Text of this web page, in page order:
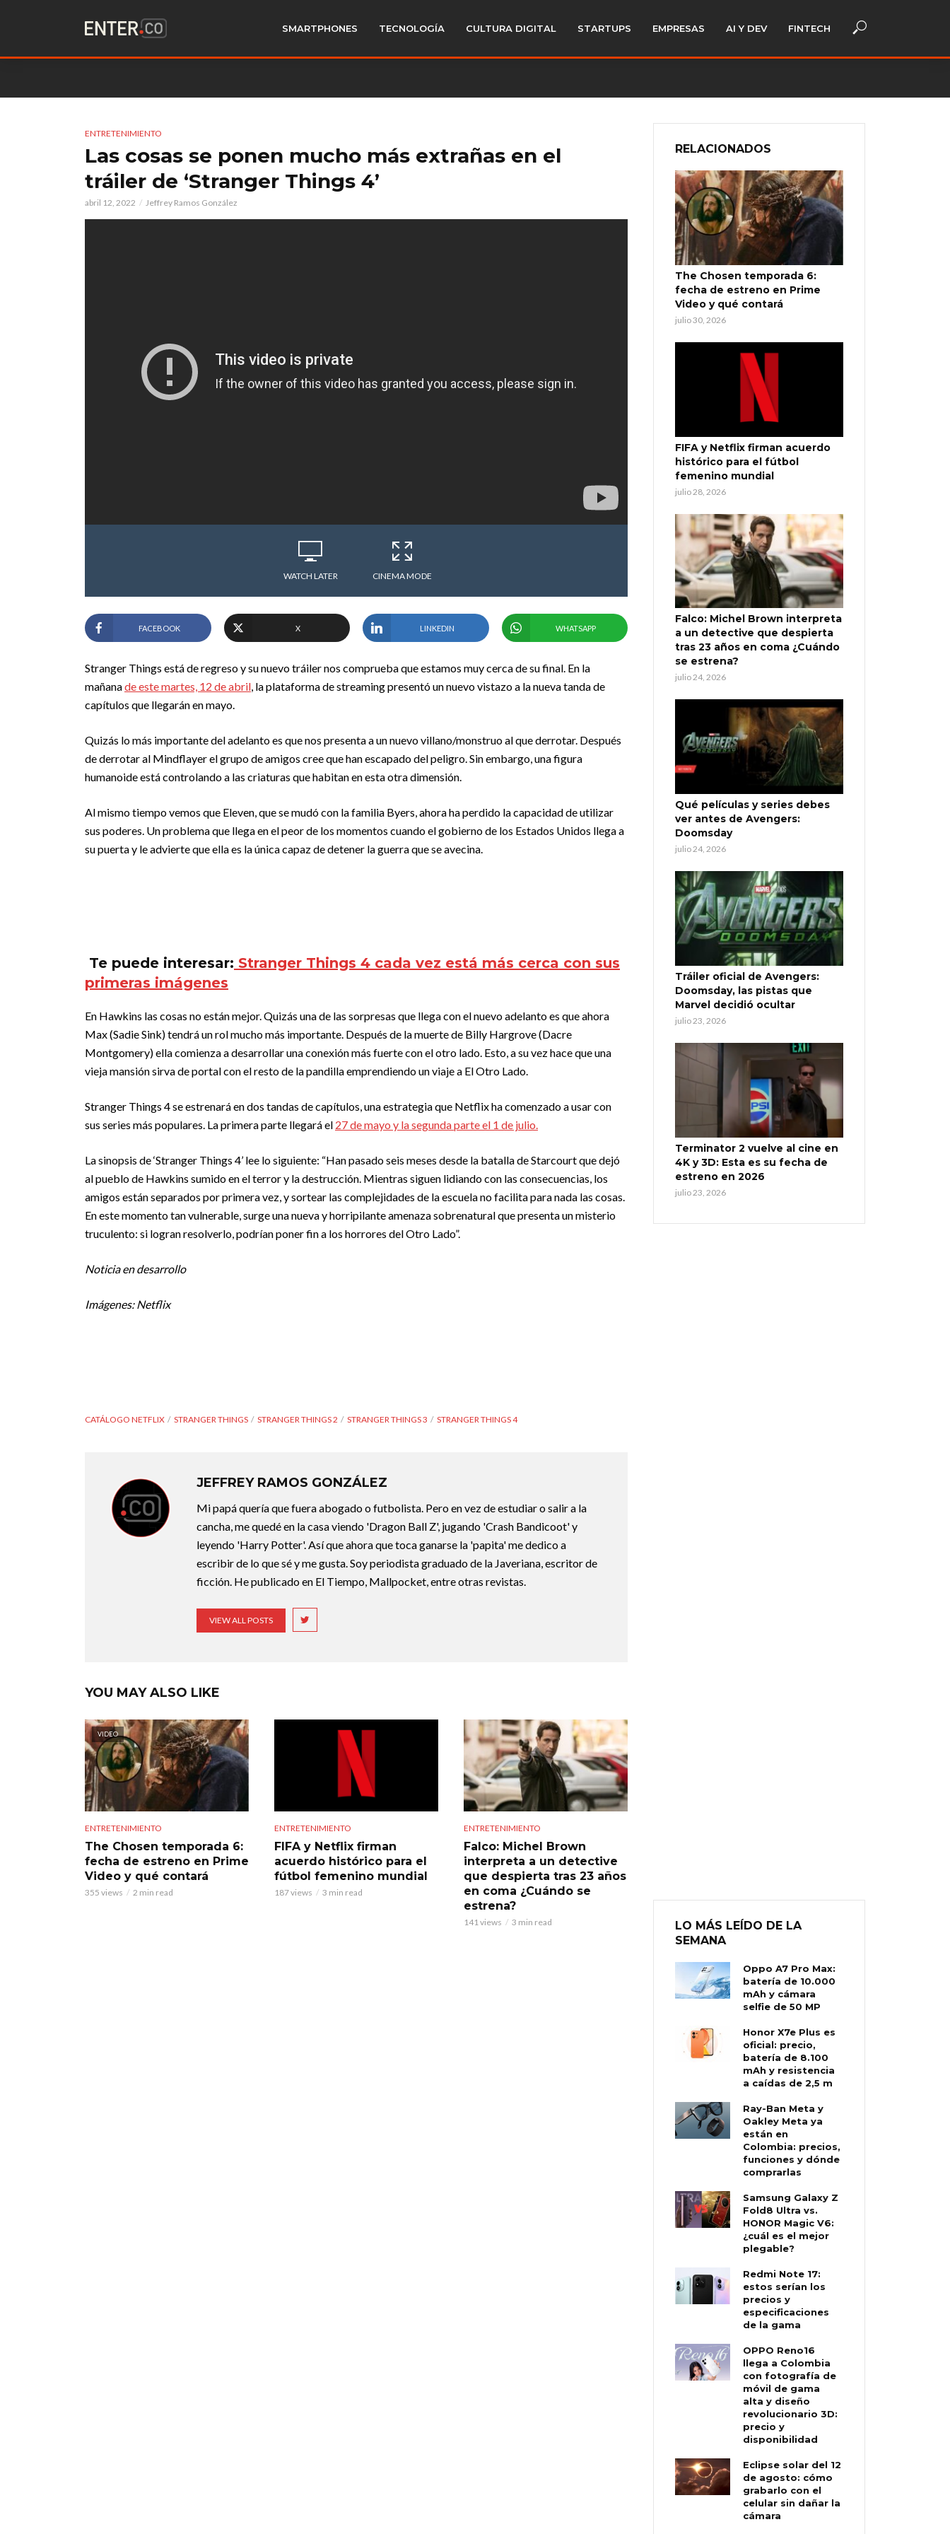
SMARTPHONES TECNOLOGÍA CULTURA DIGITAL STARTUPS EMPRESAS AI Y DEV FINTECH
ENTRETENIMIENTO
Las cosas se ponen mucho más extrañas en el
tráiler de ‘Stranger Things 4’
abril 12, 2022 Jeffrey Ramos González
WATCH LATER CINEMA MODE
FACEBOOK X LINKEDIN WHATSAPP
Stranger Things está de regreso y su nuevo tráiler nos comprueba que estamos muy cerca de su final. En la
mañanade este martes, 12 de abril, la plataforma de streaming presentó un nuevo vistazo a la nueva tanda de
capítulos que llegarán en mayo.
Quizás lo más importante del adelanto es que nos presenta a un nuevo villano/monstruo al que derrotar. Después
de derrotar al Mindflayer el grupo de amigos cree que han escapado del peligro. Sin embargo, una figura
humanoide está controlando a las criaturas que habitan en esta otra dimensión.
Al mismo tiempo vemos que Eleven, que se mudó con la familia Byers, ahora ha perdido la capacidad de utilizar
sus poderes. Un problema que llega en el peor de los momentos cuando el gobierno de los Estados Unidos llega a
su puerta y le advierte que ella es la única capaz de detener la guerra que se avecina.
Te puede interesar: Stranger Things 4 cada vez está más cerca con sus
primeras imágenes
En Hawkins las cosas no están mejor. Quizás una de las sorpresas que llega con el nuevo adelanto es que ahora
Max (Sadie Sink) tendrá un rol mucho más importante. Después de la muerte de Billy Hargrove (Dacre
Montgomery) ella comienza a desarrollar una conexión más fuerte con el otro lado. Esto, a su vez hace que una
vieja mansión sirva de portal con el resto de la pandilla emprendiendo un viaje a El Otro Lado.
Stranger Things 4 se estrenará en dos tandas de capítulos, una estrategia que Netflix ha comenzado a usar con
sus series más populares. La primera parte llegará el 27 de mayo y la segunda parte el 1 de julio.
La sinopsis de ‘Stranger Things 4’ lee lo siguiente: “Han pasado seis meses desde la batalla de Starcourt que dejó
al pueblo de Hawkins sumido en el terror y la destrucción. Mientras siguen lidiando con las consecuencias, los
amigos están separados por primera vez, y sortear las complejidades de la escuela no facilita para nada las cosas.
En este momento tan vulnerable, surge una nueva y horripilante amenaza sobrenatural que presenta un misterio
truculento: si logran resolverlo, podrían poner fin a los horrores del Otro Lado”.
Noticia en desarrollo
Imágenes: Netflix
CATÁLOGO NETFLIX STRANGER THINGS STRANGER THINGS 2 STRANGER THINGS 3 STRANGER THINGS 4
JEFFREY RAMOS GONZÁLEZ
Mi papá quería que fuera abogado o futbolista. Pero en vez de estudiar o salir a la
cancha, me quedé en la casa viendo 'Dragon Ball Z', jugando 'Crash Bandicoot' y
leyendo 'Harry Potter'. Así que ahora que toca ganarse la 'papita' me dedico a
escribir de lo que sé y me gusta. Soy periodista graduado de la Javeriana, escritor de
ficción. He publicado en El Tiempo, Mallpocket, entre otras revistas.
VIEW ALL POSTS
YOU MAY ALSO LIKE
VIDEO
ENTRETENIMIENTO
The Chosen temporada 6:
fecha de estreno en Prime
Video y qué contará
355 views 2 min read
ENTRETENIMIENTO
FIFA y Netflix firman
acuerdo histórico para el
fútbol femenino mundial
187 views 3 min read
ENTRETENIMIENTO
Falco: Michel Brown
interpreta a un detective
que despierta tras 23 años
en coma ¿Cuándo se
estrena?
141 views 3 min read
RELACIONADOS
The Chosen temporada 6:
fecha de estreno en Prime
Video y qué contará
julio 30, 2026
FIFA y Netflix firman acuerdo
histórico para el fútbol
femenino mundial
julio 28, 2026
Falco: Michel Brown interpreta
a un detective que despierta
tras 23 años en coma ¿Cuándo
se estrena?
julio 24, 2026
Qué películas y series debes
ver antes de Avengers:
Doomsday
julio 24, 2026
Tráiler oficial de Avengers:
Doomsday, las pistas que
Marvel decidió ocultar
julio 23, 2026
Terminator 2 vuelve al cine en
4K y 3D: Esta es su fecha de
estreno en 2026
julio 23, 2026
LO MÁS LEÍDO DE LA
SEMANA
Oppo A7 Pro Max:
batería de 10.000
mAh y cámara
selfie de 50 MP
Honor X7e Plus es
oficial: precio,
batería de 8.100
mAh y resistencia
a caídas de 2,5 m
Ray-Ban Meta y
Oakley Meta ya
están en
Colombia: precios,
funciones y dónde
comprarlas
Samsung Galaxy Z
Fold8 Ultra vs.
HONOR Magic V6:
¿cuál es el mejor
plegable?
Redmi Note 17:
estos serían los
precios y
especificaciones
de la gama
OPPO Reno16
llega a Colombia
con fotografía de
móvil de gama
alta y diseño
revolucionario 3D:
precio y
disponibilidad
Eclipse solar del 12
de agosto: cómo
grabarlo con el
celular sin dañar la
cámara